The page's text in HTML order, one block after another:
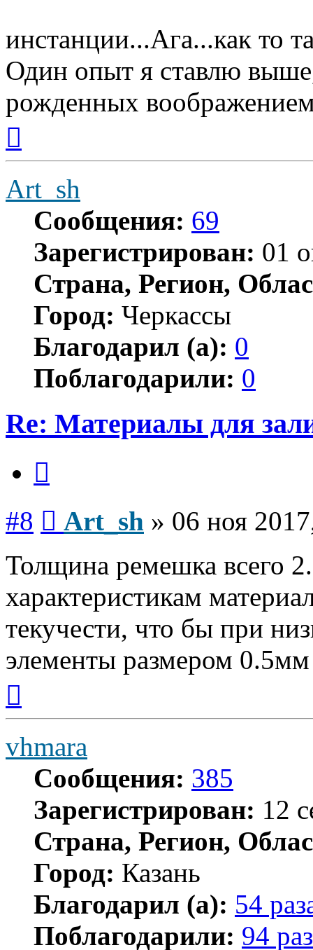
инстанции...Ага...как то
Один опыт я ставлю
рожденных
началу
Art_sh
Сообщения: 69
Зарегистрирован: 01
Страна, Регион,
Город: Черкассы
Благодарил (а): 0
Поблагодарили: 0
Re: Материалы для
#8 Art_sh » 06 ноя
Толщина ремешка всего
характеристикам
текучести, что бы при
элементы размером
началу
vhmara
Сообщения: 385
Зарегистрирован: 12
Страна, Регион,
Город: Казань
Благодарил (а): 54
Поблагодарили: 94